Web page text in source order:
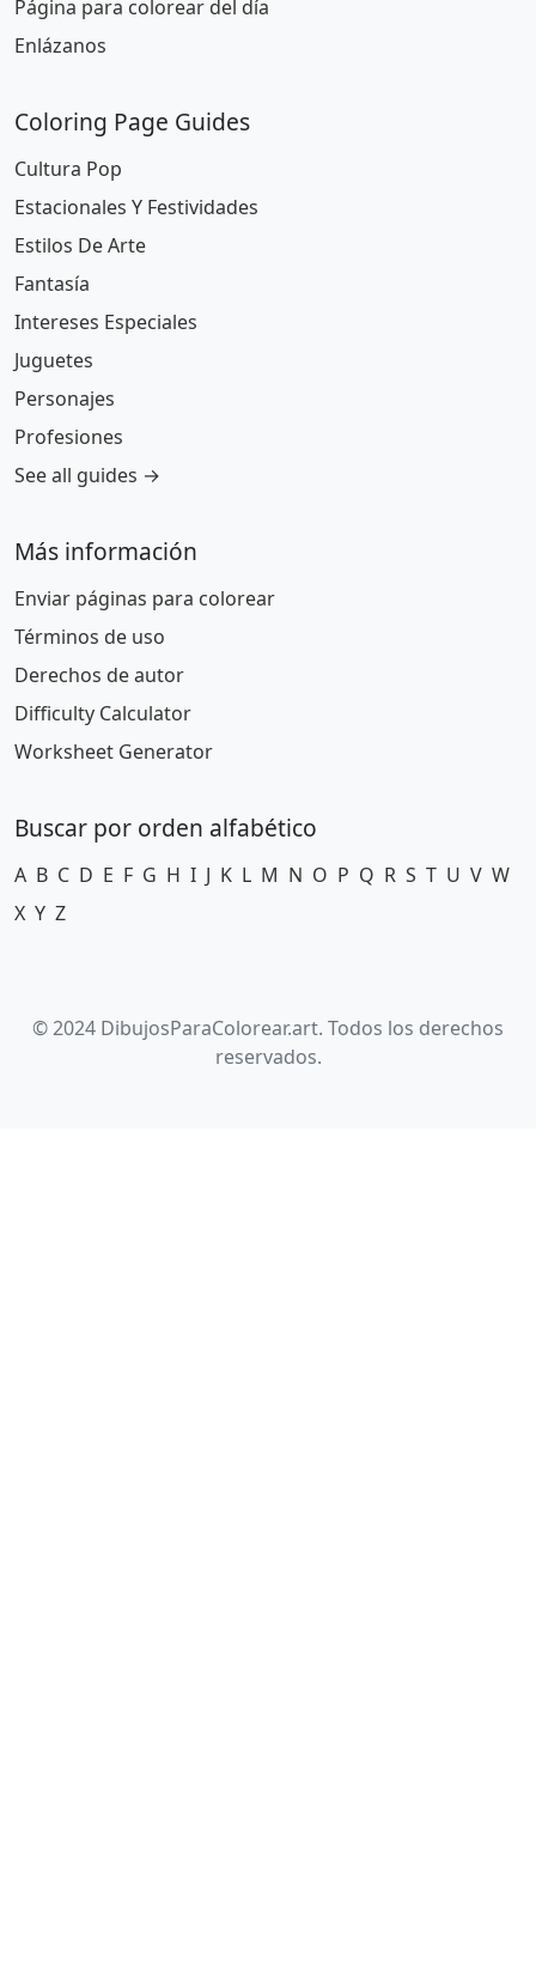
Página para colorear del día
Enlázanos
Coloring Page Guides
Cultura Pop
Estacionales Y Festividades
Estilos De Arte
Fantasía
Intereses Especiales
Juguetes
Personajes
Profesiones
See all guides →
Más información
Enviar páginas para colorear
Términos de uso
Derechos de autor
Difficulty Calculator
Worksheet Generator
Buscar por orden alfabético
A B C D E F G H I J K L M N O P Q R S T U V W
X Y Z
© 2024 DibujosParaColorear.art. Todos los derechos
reservados.